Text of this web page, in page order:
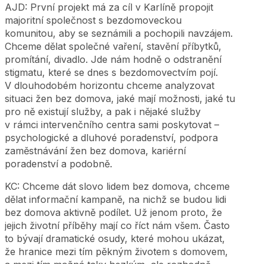
AJD: První projekt má za cíl v Karlíně propojit
majoritní společnost s bezdomoveckou
komunitou, aby se seznámili a pochopili navzájem.
Chceme dělat společné vaření, stavění příbytků,
promítání, divadlo. Jde nám hodně o odstranění
stigmatu, které se dnes s bezdomovectvím pojí.
V dlouhodobém horizontu chceme analyzovat
situaci žen bez domova, jaké mají možnosti, jaké tu
pro ně existují služby, a pak i nějaké služby
v rámci intervenčního centra sami poskytovat –
psychologické a dluhové poradenství, podpora
zaměstnávání žen bez domova, kariérní
poradenství a podobně.
KC: Chceme dát slovo lidem bez domova, chceme
dělat informační kampaně, na nichž se budou lidi
bez domova aktivně podílet. Už jenom proto, že
jejich životní příběhy mají co říct nám všem. Často
to bývají dramatické osudy, které mohou ukázat,
že hranice mezi tím pěkným životem s domovem,